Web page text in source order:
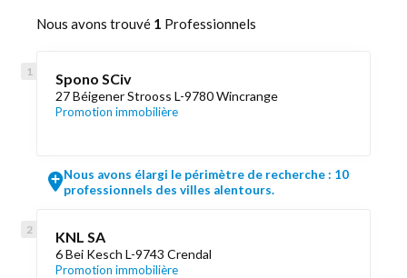
Nous avons trouvé 1 Professionnels
Spono SCiv
27 Béigener Strooss L-9780 Wincrange
Promotion immobilière
Nous avons élargi le périmètre de recherche : 10
professionnels des villes alentours.
KNL SA
6 Bei Kesch L-9743 Crendal
Promotion immobilière